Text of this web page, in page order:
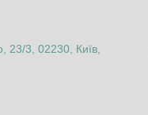
23/3, 02230, Київ,